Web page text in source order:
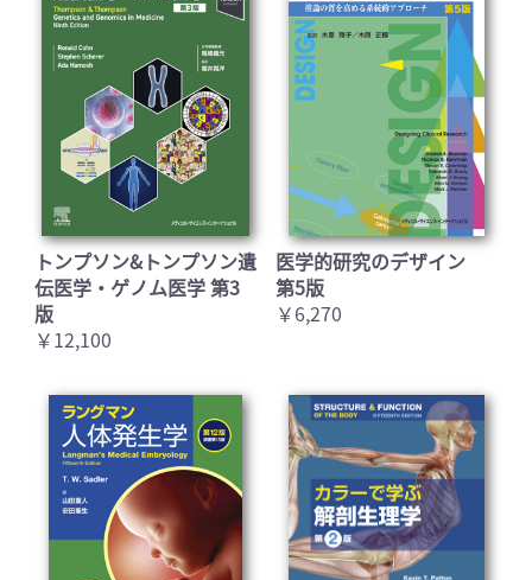
トンプソン&トンプソン遺
伝医学・ゲノム医学 第3
版
￥12,100
医学的研究のデザイン
第5版
￥6,270